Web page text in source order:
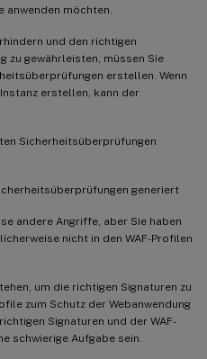
anwenden möchten.
und den richtigen
zu gewährleisten, müssen Sie
erstellen. Wenn
erstellen, kann der
Sicherheitsüberprüfungen
generiert
andere Angriffe, aber Sie haben
nicht in den WAF-Profilen
um die richtigen Signaturen zu
zum Schutz der Webanwendung
Signaturen und der WAF-
schwierige Aufgabe sein.